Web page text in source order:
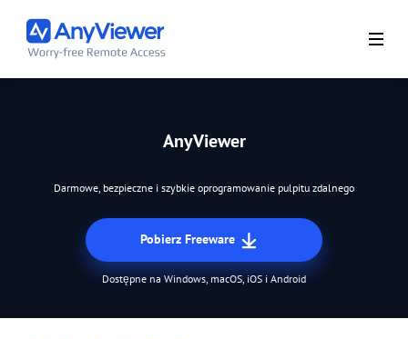
AnyViewer
Darmowe, bezpieczne i szybkie oprogramowanie pulpitu zdalnego
Pobierz Freeware
Dostępne na Windows, macOS, iOS i Android